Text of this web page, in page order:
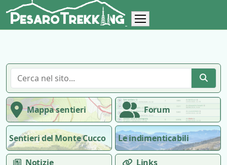
Mappa sentieri Forum
Sentieri del Monte Cucco Le indimenticabili
Notizie Links